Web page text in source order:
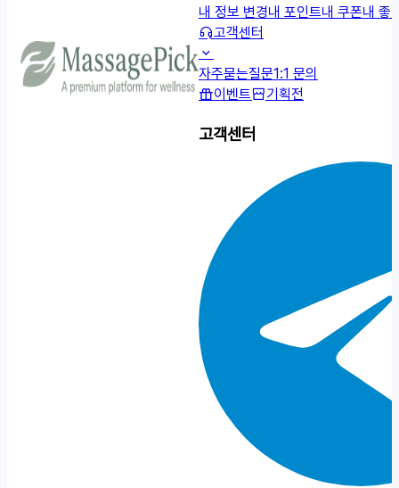
내 정보 변경내 포인트내 쿠폰내 좋
고객센터
자주묻는질문1:1 문의
이벤트
기획전
고객센터